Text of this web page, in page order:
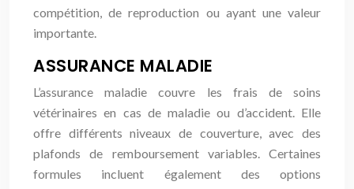
compétition, de reproduction ou ayant une valeur
importante.
ASSURANCE MALADIE
L’assurance maladie couvre les frais de soins
vétérinaires en cas de maladie ou d’accident. Elle
offre différents niveaux de couverture, avec des
plafonds de remboursement variables. Certaines
formules incluent également des options